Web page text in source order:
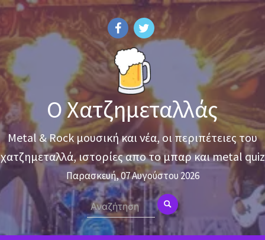
Skip
content
Ο Χατζημεταλλάς
Metal & Rock μουσική και νέα, οι περιπέτειες του
χατζημεταλλά, ιστορίες απο το μπαρ και metal quiz
Παρασκευή, 07 Αυγούστου 2026
Search
for: